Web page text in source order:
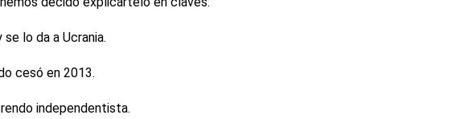
lo da a Ucrania.
cesó en 2013.
independentista.